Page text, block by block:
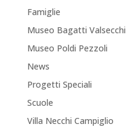
Famiglie
Museo Bagatti Valsecchi
Museo Poldi Pezzoli
News
Progetti Speciali
Scuole
Villa Necchi Campiglio